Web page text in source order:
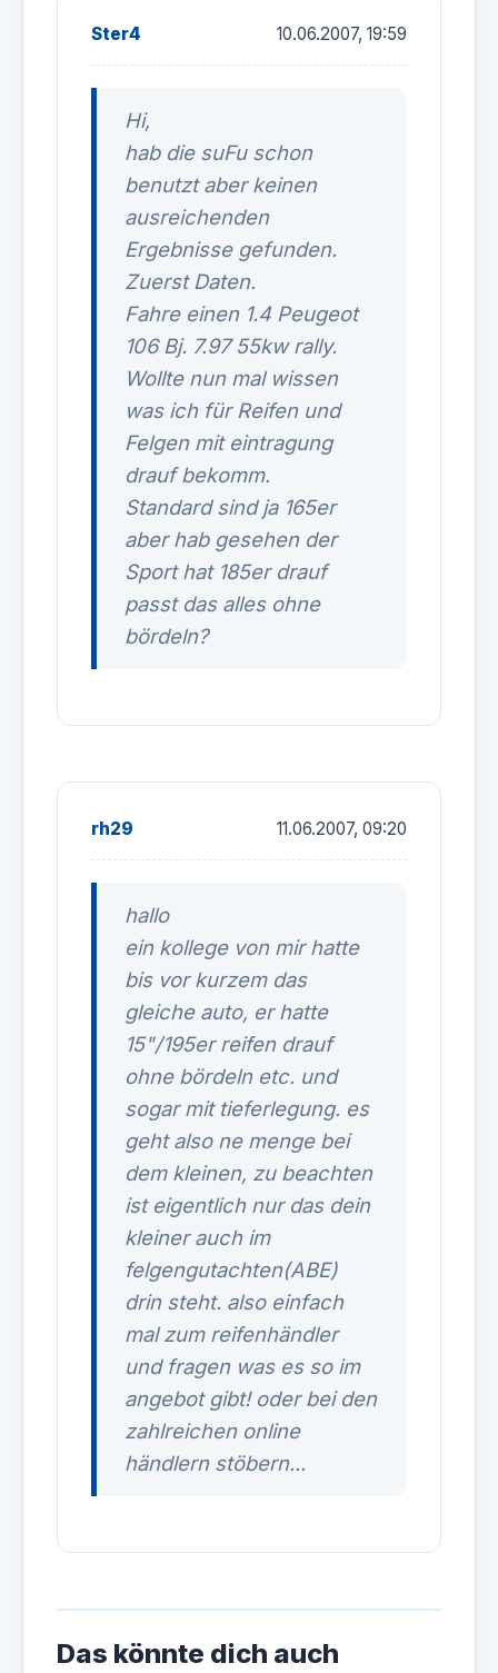
Ster4 10.06.2007, 19:59
Hi,
hab die suFu schon
benutzt aber keinen
ausreichenden
Ergebnisse gefunden.
Zuerst Daten.
Fahre einen 1.4 Peugeot
106 Bj. 7.97 55kw rally.
Wollte nun mal wissen
was ich für Reifen und
Felgen mit eintragung
drauf bekomm.
Standard sind ja 165er
aber hab gesehen der
Sport hat 185er drauf
passt das alles ohne
bördeln?
rh29 11.06.2007, 09:20
hallo
ein kollege von mir hatte
bis vor kurzem das
gleiche auto, er hatte
15"/195er reifen drauf
ohne bördeln etc. und
sogar mit tieferlegung. es
geht also ne menge bei
dem kleinen, zu beachten
ist eigentlich nur das dein
kleiner auch im
felgengutachten(ABE)
drin steht. also einfach
mal zum reifenhändler
und fragen was es so im
angebot gibt! oder bei den
zahlreichen online
händlern stöbern...
Das könnte dich auch